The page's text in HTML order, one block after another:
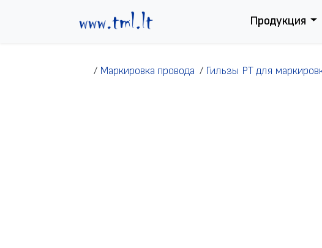
Продукция
/ Маркировка провода / Гильзы PT для